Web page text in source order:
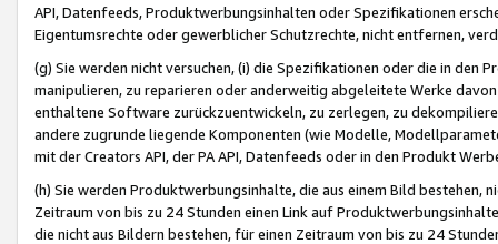
API, Datenfeeds, Produktwerbungsinhalten oder Spezifikationen
Eigentumsrechte oder gewerblicher Schutzrechte, nicht entfernen,
(g) Sie werden nicht versuchen, (i) die Spezifikationen oder die in
manipulieren, zu reparieren oder anderweitig abgeleitete Werke
enthaltene Software zurückzuentwickeln, zu zerlegen, zu
andere zugrunde liegende Komponenten (wie Modelle,
mit der Creators API, der PA API, Datenfeeds oder in den Produkt
(h) Sie werden Produktwerbungsinhalte, die aus einem Bild bestehen,
Zeitraum von bis zu 24 Stunden einen Link auf
die nicht aus Bildern bestehen, für einen Zeitraum von bis zu 24